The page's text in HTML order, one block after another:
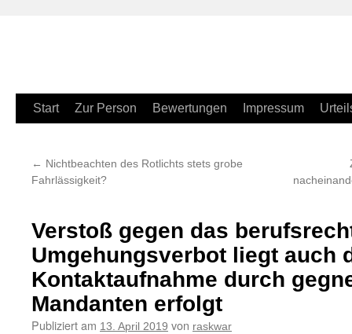
Zum
springen
Start Zur Person Bewertungen Impressum
← Nichtbeachten des Rotlichts stets grobe
Fahrlässigkeit?
Verstoß gegen das
Umgehungsverbot liegt auch
Kontaktaufnahme durch
Mandanten erfolgt
Publiziert am 13. April 2019 von raskwar